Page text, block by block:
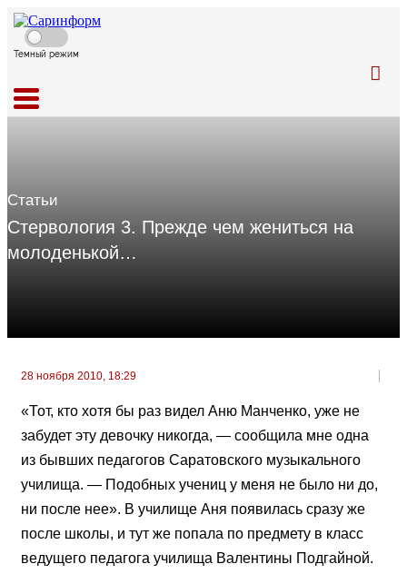
Темный режим
Статьи
Стервология 3. Прежде чем жениться на
молоденькой…
28 ноября 2010, 18:29
«Тот, кто хотя бы раз видел Аню Манченко, уже не
забудет эту девочку никогда, — сообщила мне одна
из бывших педагогов Саратовского музыкального
училища. — Подобных учениц у меня не было ни до,
ни после нее». В училище Аня появилась сразу же
после школы, и тут же попала по предмету в класс
ведущего педагога училища Валентины Подгайной.